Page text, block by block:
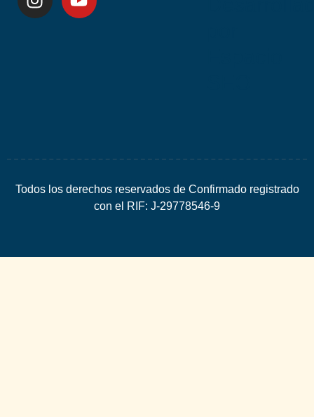
Todos los derechos reservados de Confirmado registrado
con el RIF: J-29778546-9